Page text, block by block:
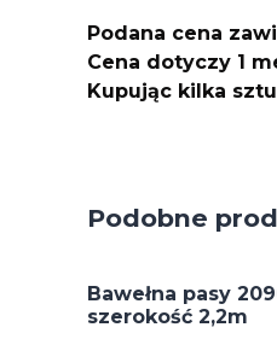
Podana cena
Cena dotyczy 1
Kupując kilka
Podobne
Bawełna pasy
szerokość 2,2m